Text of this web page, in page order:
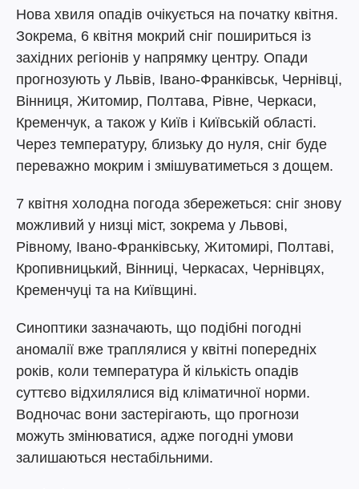
Нова хвиля опадів очікується на початку квітня.
Зокрема, 6 квітня мокрий сніг пошириться із
західних регіонів у напрямку центру. Опади
прогнозують у Львів, Івано-Франківськ, Чернівці,
Вінниця, Житомир, Полтава, Рівне, Черкаси,
Кременчук, а також у Київ і Київській області.
Через температуру, близьку до нуля, сніг буде
переважно мокрим і змішуватиметься з дощем.
7 квітня холодна погода збережеться: сніг знову
можливий у низці міст, зокрема у Львові,
Рівному, Івано-Франківську, Житомирі, Полтаві,
Кропивницький, Вінниці, Черкасах, Чернівцях,
Кременчуці та на Київщині.
Синоптики зазначають, що подібні погодні
аномалії вже траплялися у квітні попередніх
років, коли температура й кількість опадів
суттєво відхилялися від кліматичної норми.
Водночас вони застерігають, що прогнози
можуть змінюватися, адже погодні умови
залишаються нестабільними.